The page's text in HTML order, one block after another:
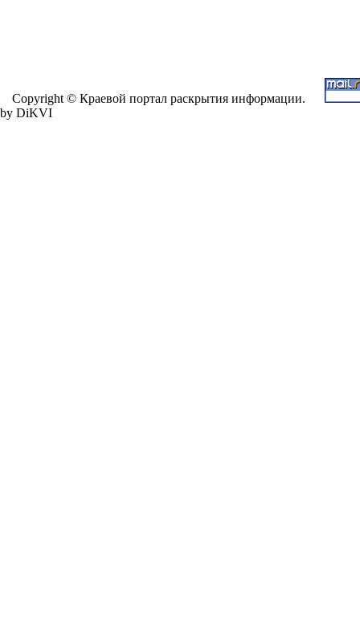
Copyright © Краевой портал раскрытия информации.
by DiKVI